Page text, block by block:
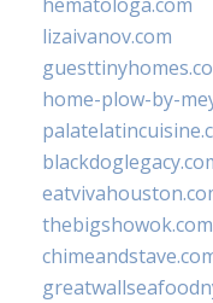
lizaivanov.com
home-plow-by-
thebigshowok.com